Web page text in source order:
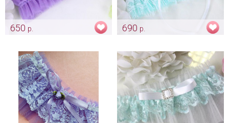
650 р.
690 р.
Арт: podv_0171 мята